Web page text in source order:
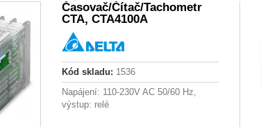
Časovač/Čítač/Tachometr
CTA, CTA4100A
Kód skladu: 1536
Napájení: 110-230V AC 50/60 Hz,
výstup: relé